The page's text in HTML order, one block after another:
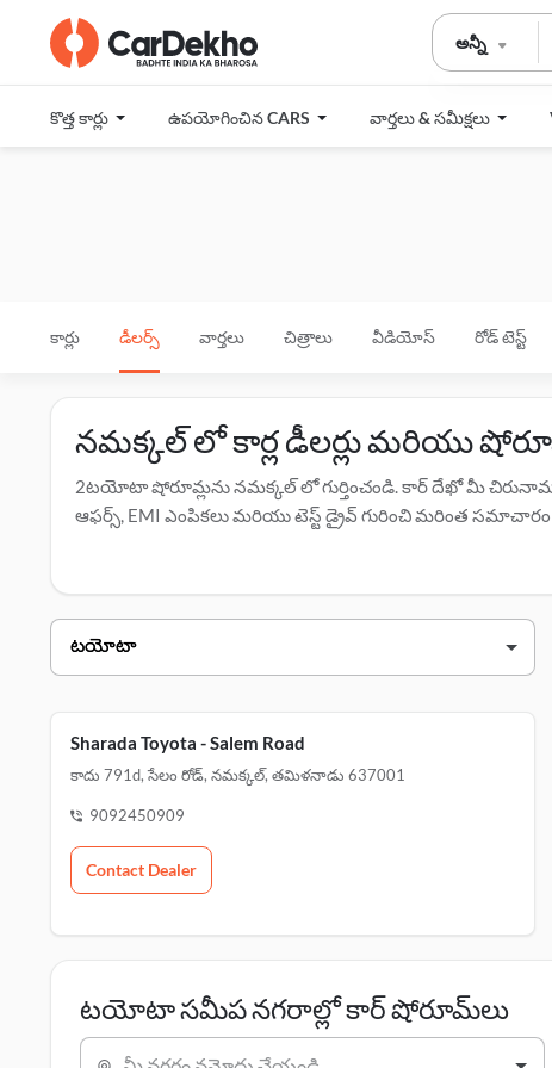
అన్నీ
కొత్త కార్లు ఉపయోగించిన CARS వార్తలు & సమీక్షలు
కార్లు డీలర్స్ వార్తలు చిత్రాలు వీడియోస్ రోడ్ టెస్ట్
నమక్కల్ లో కార్ల డీలర్లు మరియు
2టయోటా షోరూమ్లను నమక్కల్ లో గుర్తించండి. కార్ దేఖో మీ
ఆఫర్స్, EMI ఎంపికలు మరియు టెస్ట్ డ్రైవ్ గురించి మరింత
Sharada Toyota - Salem Road
కాదు 791d, సేలం రోడ్, నమక్కల్, తమిళనాడు 637001
9092450909
Contact Dealer
టయోటా సమీప నగరాల్లో కార్ షోరూమ్‌లు